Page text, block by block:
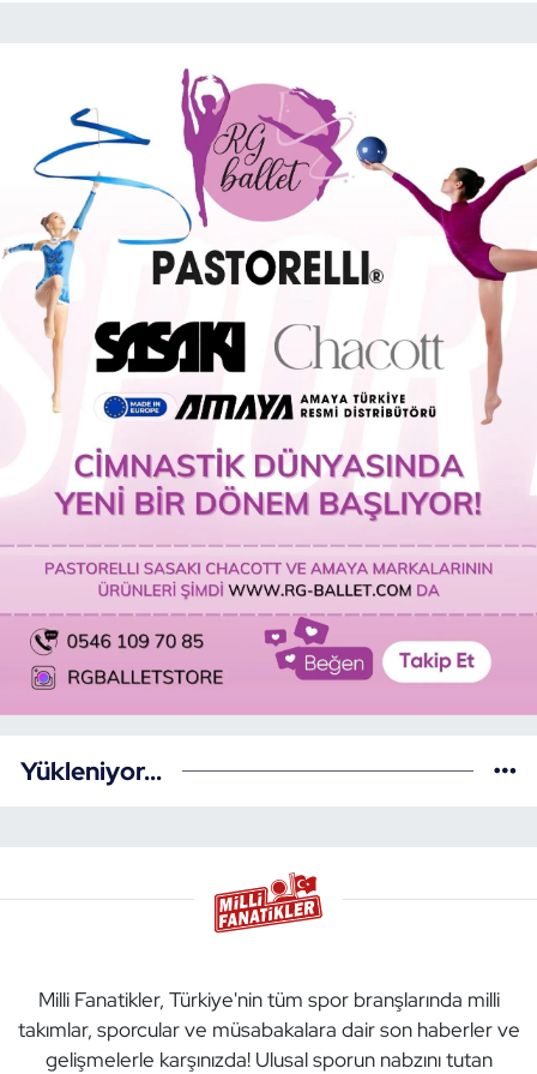
Yükleniyor...
Milli Fanatikler, Türkiye'nin tüm spor branşlarında milli
takımlar, sporcular ve müsabakalara dair son haberler ve
gelişmelerle karşınızda! Ulusal sporun nabzını tutan